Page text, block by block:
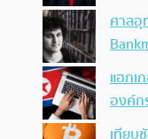
ศาลอุ
แฮกเ
องค์ก